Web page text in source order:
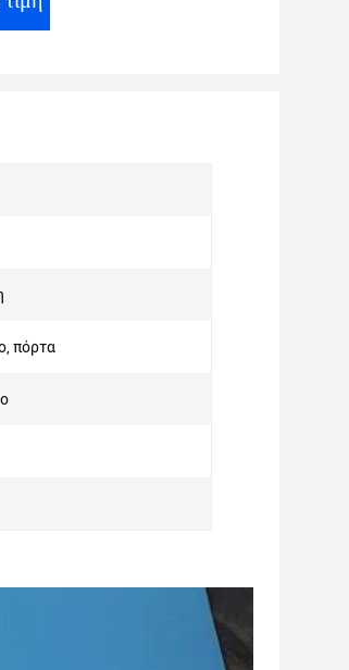
πόρτα